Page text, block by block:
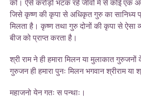
को। ऐसे करोड़ों भटक रहे जीवों में से कोई एक
जिसे कृष्ण की कृपा से अधिकृत गुरु का सानिध्य
मिलता है। कृष्ण तथा गुरु दोनों की कृपा से ऐसा
बीज को प्राप्त करता है।
श्री राम ने ही हमारा मिलन या मुलाकात
गुरुजन ही हमारा पुनः मिलन भगवान श्रीराम
महाजनो येन गतः स पन्थाः।